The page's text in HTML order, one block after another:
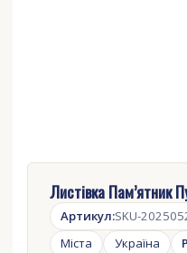
Листівка Пам’ятник
Артикул:SKU-
Міста
Україна